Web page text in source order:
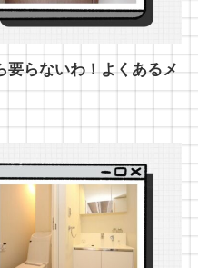
要らないわ！よくあるメ